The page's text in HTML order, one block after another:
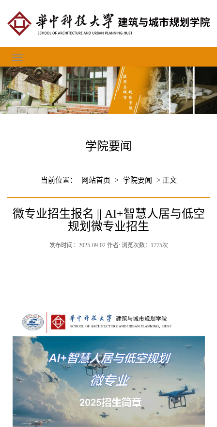
学院要闻
当前位置： 网站首页 > 学院要闻 > 正文
微专业招生报名 || AI+智慧人居与低空
规划微专业招生
发布时间：2025-09-02 作者: 浏览次数： 1775次